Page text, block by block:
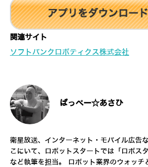
関連サイト
ソフトバンクロボティクス株式会社
ぱっぺー☆あさひ
衛星放送、インターネット・モバイル広告
こにいて、ロボットスタートでは「ロボス
など執筆を担当。 ロボット業界のウォッチ